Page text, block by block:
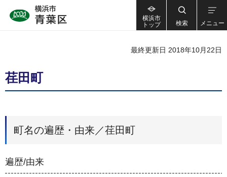
横浜市
トップ
検索 メニュー
最終更新日 2018年10月22日
荏田町
町名の遍歴・由来／荏田町
遍歴/由来